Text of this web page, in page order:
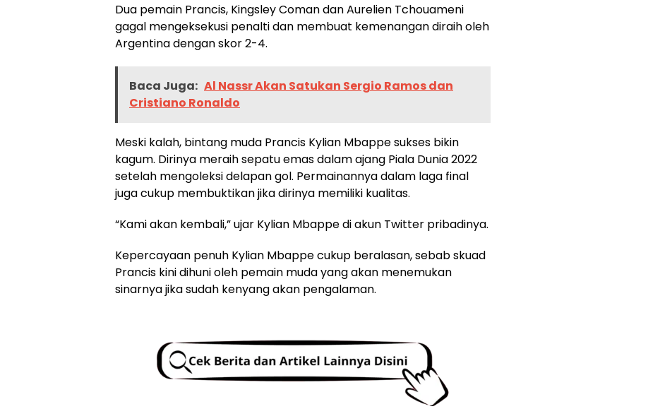
Dua pemain Prancis, Kingsley Coman dan Aurelien Tchouameni
gagal mengeksekusi penalti dan membuat kemenangan diraih oleh
Argentina dengan skor 2-4.
Baca Juga: Al Nassr Akan Satukan Sergio Ramos dan
Cristiano Ronaldo
Meski kalah, bintang muda Prancis Kylian Mbappe sukses bikin
kagum. Dirinya meraih sepatu emas dalam ajang Piala Dunia 2022
setelah mengoleksi delapan gol. Permainannya dalam laga final
juga cukup membuktikan jika dirinya memiliki kualitas.
“Kami akan kembali,” ujar Kylian Mbappe di akun Twitter pribadinya.
Kepercayaan penuh Kylian Mbappe cukup beralasan, sebab skuad
Prancis kini dihuni oleh pemain muda yang akan menemukan
sinarnya jika sudah kenyang akan pengalaman.